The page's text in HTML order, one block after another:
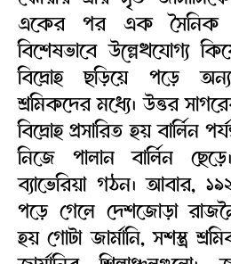
একের পর এক সৈনিক
বিশেষভাবে উল্লেখযোগ্য
বিদ্রোহ ছড়িয়ে পড়ে
শ্রমিকদের মধ্যে। উত্তর
বিদ্রোহ প্রসারিত হয় বার্লিন
নিজে পালান বার্লিন
ব্যাভেরিয়া গঠন। আবার,
পড়ে গেলে দেশজোড়া
হয় গোটা জার্মানি, সশস্ত্র